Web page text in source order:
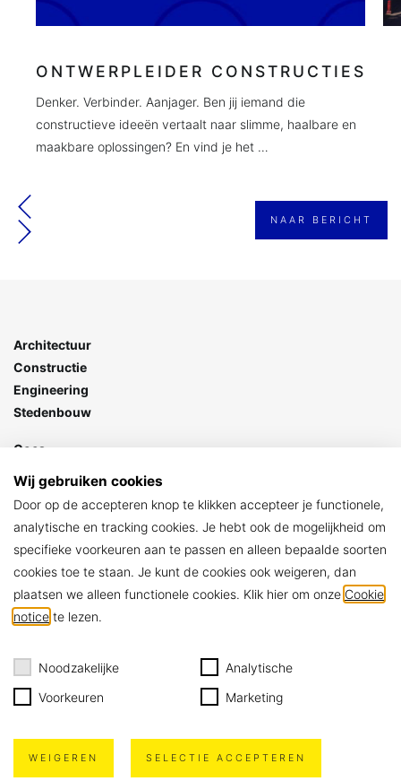
ONTWERPLEIDER CONSTRUCTIES
Denker. Verbinder. Aanjager. Ben jij iemand die
constructieve ideeën vertaalt naar slimme, haalbare en
maakbare oplossingen? En vind je het …
NAAR BERICHT
Architectuur
Constructie
Engineering
Stedenbouw
Goes
4462 DZ Goes
> Contact
ARCHIKON
Algemene voorwaarden
Privacy policy
Wij gebruiken cookies
Door op de accepteren knop te klikken accepteer je functionele,
analytische en tracking cookies. Je hebt ook de mogelijkheid om
specifieke voorkeuren aan te passen en alleen bepaalde soorten
cookies toe te staan. Je kunt de cookies ook weigeren, dan
plaatsen we alleen functionele cookies. Klik hier om onze Cookie
notice te lezen.
Noodzakelijke
Analytische
Voorkeuren
Marketing
WEIGEREN SELECTIE ACCEPTEREN